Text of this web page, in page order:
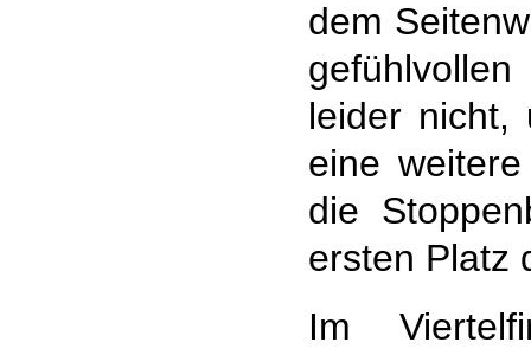
dem
leider nicht,
eine
die
ersten Platz
Im